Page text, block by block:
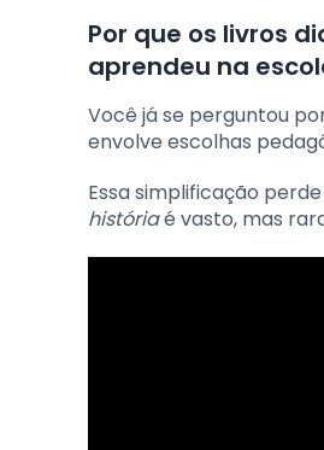
Por que os livros
aprendeu na
Você já se perguntou
envolve escolhas
Essa simplificação
históriaé vasto, mas